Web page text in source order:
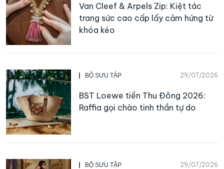
Van Cleef & Arpels Zip: Kiệt tác
trang sức cao cấp lấy cảm hứng từ
khóa kéo
BỘ SƯU TẬP 29/07/2026
BST Loewe tiền Thu Đông 2026:
Raffia gọi chào tinh thần tự do
BỘ SƯU TẬP 29/07/2026